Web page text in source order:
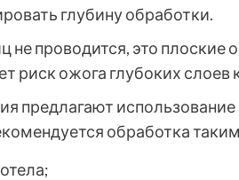
глубину обработки.
не проводится, это плоские
риск ожога глубоких слоев
предлагают
обработка